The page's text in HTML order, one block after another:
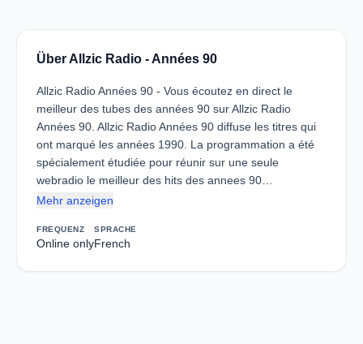
Über Allzic Radio - Années 90
Allzic Radio Années 90 - Vous écoutez en direct le
meilleur des tubes des années 90 sur Allzic Radio
Années 90. Allzic Radio Années 90 diffuse les titres qui
ont marqué les années 1990. La programmation a été
spécialement étudiée pour réunir sur une seule
webradio le meilleur des hits des annees 90…
Mehr anzeigen
FREQUENZ
Online only
SPRACHE
French